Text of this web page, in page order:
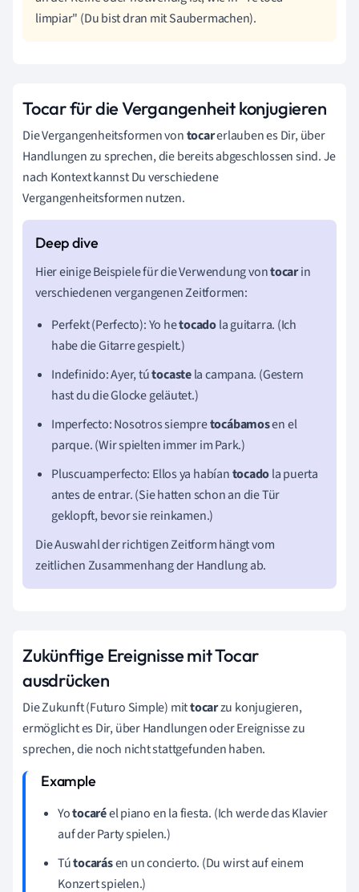
limpiar" (Du bist dran mit Saubermachen).
Tocar für die Vergangenheit konjugieren
Die Vergangenheitsformen vontocarerlauben es Dir, über
Handlungen zu sprechen, die bereits abgeschlossen sind. Je
nach Kontext kannst Du verschiedene
Vergangenheitsformen nutzen.
Hier einige Beispiele für die Verwendung vontocarin
verschiedenen vergangenen Zeitformen:
Perfekt (Perfecto): Yo hetocadola guitarra. (Ich
habe die Gitarre gespielt.)
Indefinido: Ayer, tútocastela campana. (Gestern
hast du die Glocke geläutet.)
Imperfecto: Nosotros siempretocábamosen el
parque. (Wir spielten immer im Park.)
Pluscuamperfecto: Ellos ya habíantocadola puerta
antes de entrar. (Sie hatten schon an die Tür
geklopft, bevor sie reinkamen.)
Die Auswahl der richtigen Zeitform hängt vom
zeitlichen Zusammenhang der Handlung ab.
Zukünftige Ereignisse mit Tocar
ausdrücken
Die Zukunft (Futuro Simple) mittocarzu konjugieren,
ermöglicht es Dir, über Handlungen oder Ereignisse zu
sprechen, die noch nicht stattgefunden haben.
Yotocaréel piano en la fiesta. (Ich werde das Klavier
auf der Party spielen.)
Tútocarásen un concierto. (Du wirst auf einem
Konzert spielen.)